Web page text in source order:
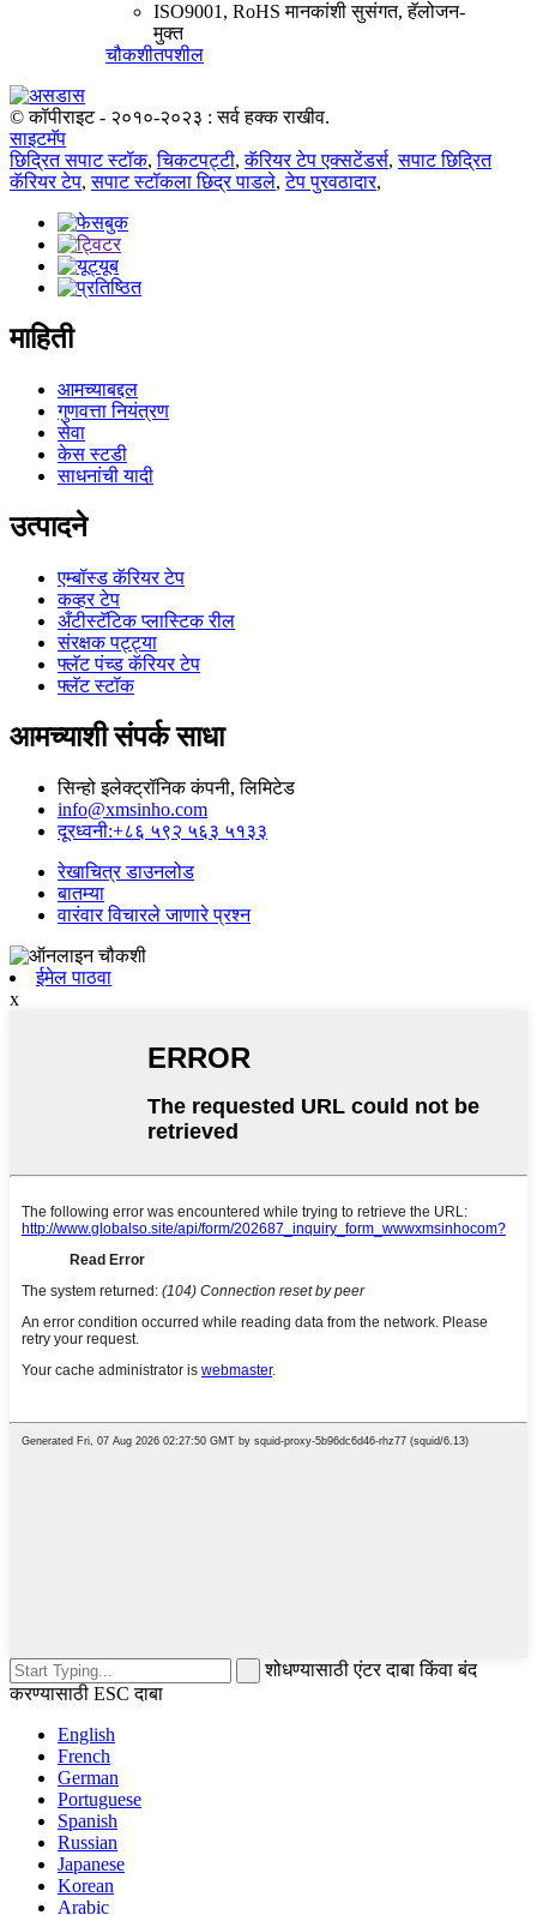
ISO9001, RoHS मानकांशी सुसंगत, हॅलोजन-
मुक्त
चौकशीतपशील
© कॉपीराइट - २०१०-२०२३ : सर्व हक्क राखीव.
साइटमॅप
छिद्रित सपाट स्टॉक,चिकटपट्टी,कॅरियर टेप एक्सटेंडर्स,सपाट छिद्रित
कॅरियर टेप,सपाट स्टॉकला छिद्र पाडले,टेप पुरवठादार,
माहिती
आमच्याबद्दल
गुणवत्ता नियंत्रण
सेवा
केस स्टडी
साधनांची यादी
उत्पादने
एम्बॉस्ड कॅरियर टेप
कव्हर टेप
अँटीस्टॅटिक प्लास्टिक रील
संरक्षक पट्ट्या
फ्लॅट पंच्ड कॅरियर टेप
फ्लॅट स्टॉक
आमच्याशी संपर्क साधा
सिन्हो इलेक्ट्रॉनिक कंपनी, लिमिटेड
info@xmsinho.com
दूरध्वनी:+८६ ५९२ ५६३ ५१३३
रेखाचित्र डाउनलोड
बातम्या
वारंवार विचारले जाणारे प्रश्न
ईमेल पाठवा
x
शोधण्यासाठी एंटर दाबा किंवा बंद
करण्यासाठी ESC दाबा
English
French
German
Portuguese
Spanish
Russian
Japanese
Korean
Arabic